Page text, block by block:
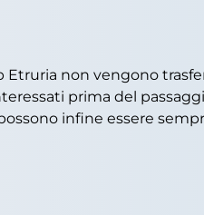
non vengono
prima del
infine essere